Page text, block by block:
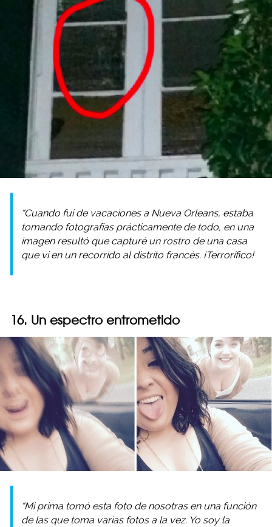
“Cuando fui de vacaciones a Nueva Orleans, estaba
tomando fotografías prácticamente de todo, en una
imagen resultó que capturé un rostro de una casa
que vi en un recorrido al distrito francés. ¡Terrorífico!
16. Un espectro entrometido
“Mi prima tomó esta foto de nosotras en una función
de las que toma varias fotos a la vez. Yo soy la